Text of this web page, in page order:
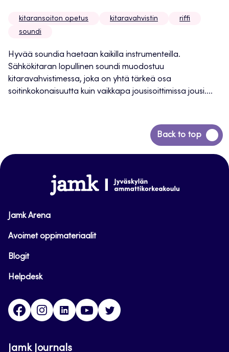
kitaransoiton opetus kitaravahvistin
riffi
soundi
Hyvää soundia haetaan kaikilla instrumenteilla.
Sähkökitaran lopullinen soundi muodostuu
kitaravahvistimessa, joka on yhtä tärkeä osa
soitinkokonaisuutta kuin vaikkapa jousisoittimissa jousi....
Back to top
Siirry
takaisin
www.jamk.fi
Jamk Arena
Avoimet oppimateriaalit
Blogit
Helpdesk
FacebookInstagram
LinkedInYoutube
Jamk Journals